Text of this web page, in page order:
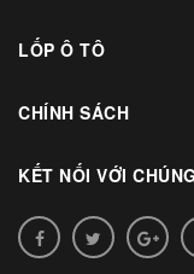
LỐP Ô TÔ
CHÍNH SÁCH
KẾT NỐI VỚI